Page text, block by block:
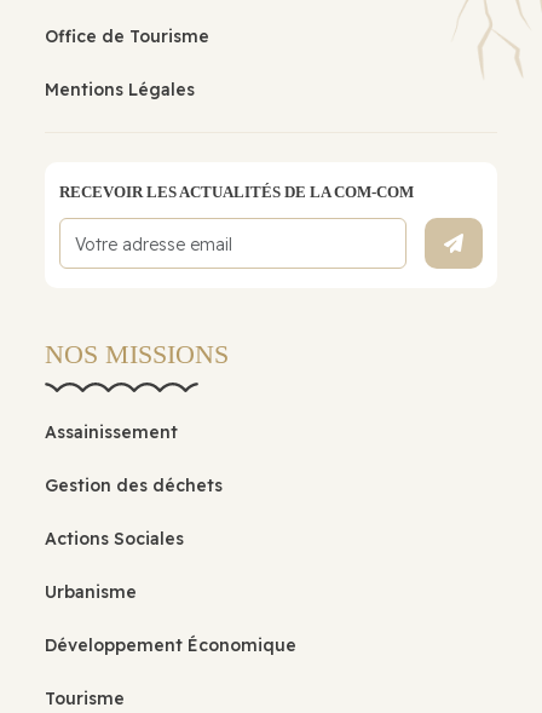
Office de Tourisme
Mentions Légales
RECEVOIR LES ACTUALITÉS DE LA COM-COM
NOS MISSIONS
Assainissement
Gestion des déchets
Actions Sociales
Urbanisme
Développement Économique
Tourisme